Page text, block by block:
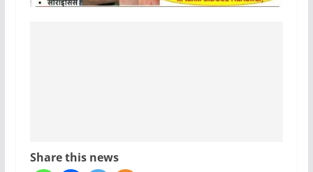
Share this news